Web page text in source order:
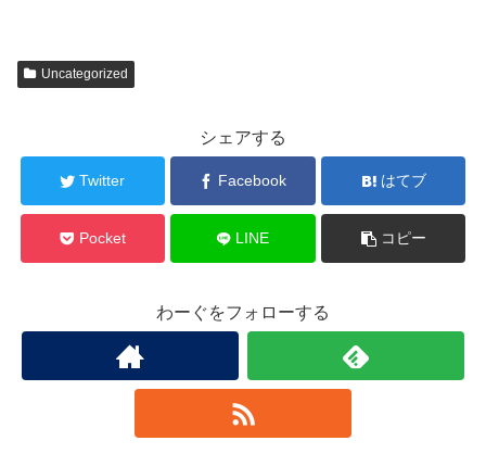
Uncategorized
シェアする
Twitter Facebook はてブ
Pocket LINE コピー
わーぐをフォローする